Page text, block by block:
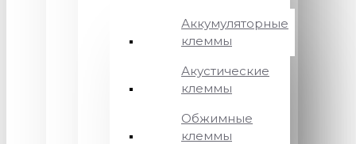
Аккумуляторные
клеммы
Акустические
клеммы
Обжимные
клеммы